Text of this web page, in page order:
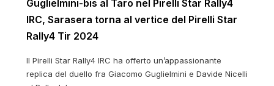
Guglielmini-bis al Taro nel Pirelli Star Rally4
IRC, Sarasera torna al vertice del Pirelli Star
Rally4 Tir 2024
Il Pirelli Star Rally4 IRC ha offerto un’appassionante
replica del duello fra Giacomo Guglielmini e Davide Nicelli